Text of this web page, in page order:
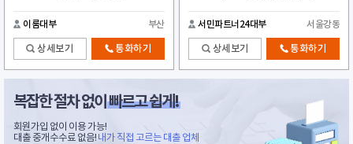
이룸대부 부산
상세보기 통화하기
서민파트너24대부 서울강동
상세보기 통화하기
복잡한 절차 없이빠르고 쉽게!
회원가입 없이 이용 가능!
대출 중개수수료 없음! 내가 직접 고르는 대출 업체